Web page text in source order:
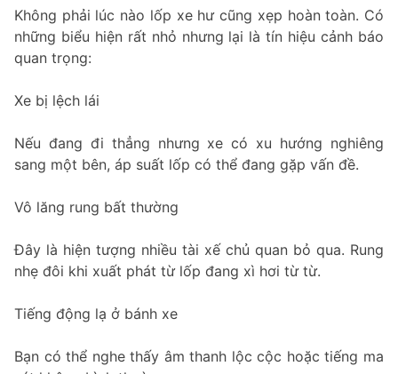
Không phải lúc nào lốp xe hư cũng xẹp hoàn toàn. Có
những biểu hiện rất nhỏ nhưng lại là tín hiệu cảnh báo
quan trọng:
Xe bị lệch lái
Nếu đang đi thẳng nhưng xe có xu hướng nghiêng
sang một bên, áp suất lốp có thể đang gặp vấn đề.
Vô lăng rung bất thường
Đây là hiện tượng nhiều tài xế chủ quan bỏ qua. Rung
nhẹ đôi khi xuất phát từ lốp đang xì hơi từ từ.
Tiếng động lạ ở bánh xe
Bạn có thể nghe thấy âm thanh lộc cộc hoặc tiếng ma